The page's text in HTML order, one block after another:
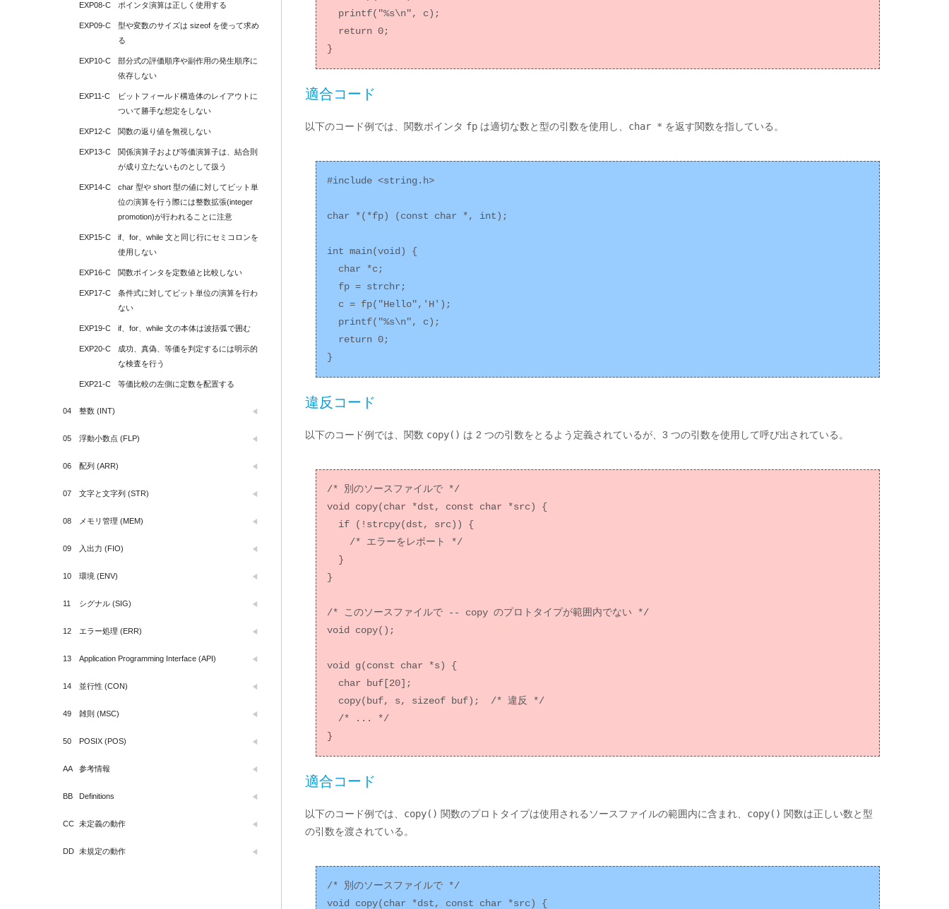
適合コード
以下のコード例では、関数ポインタ fp は適切な数と型の引数を使用し、 char * を返す関数を指している。
#include <string.h>
char *(*fp) (const char *, int);
int main(void) {
違反コード
以下のコード例では、関数 copy() は 2 つの引数をとるよう定義されているが、3 つの引数を使用して呼び出されている。
/* 別のソースファイルで */
void copy(char *dst, const char *src) {
}
/* このソースファイルで -- copy のプロトタイプが範囲内でない */
void copy();
void g(const char *s) {
適合コード
以下のコード例では、 copy() 関数のプロトタイプは使用されるソースファイルの範囲内に含まれ、 copy() 関数は正しい数と型
の引数を渡されている。
/* 別のソースファイルで */
void copy(char *dst, const char *src) {
EXP08-C ポインタ演算は正しく使用する
EXP09-C
型や変数のサイズは sizeof を使って求め
る
EXP10-C
部分式の評価順序や副作用の発生順序に
依存しない
EXP11-C
ビットフィールド構造体のレイアウトに
ついて勝手な想定をしない
EXP12-C 関数の返り値を無視しない
EXP13-C
関係演算子および等価演算子は、結合則
が成り立たないものとして扱う
EXP14-C
char 型や short 型の値に対してビット単
位の演算を行う際には整数拡張(integer
promotion)が行われることに注意
EXP15-C
if、for、while 文と同じ行にセミコロンを
使用しない
EXP16-C 関数ポインタを定数値と比較しない
EXP17-C
条件式に対してビット単位の演算を行わ
ない
EXP19-C if、for、while 文の本体は波括弧で囲む
EXP20-C
成功、真偽、等価を判定するには明示的
な検査を行う
EXP21-C 等価比較の左側に定数を配置する
04 整数 (INT)
05 浮動小数点 (FLP)
06 配列 (ARR)
07 文字と文字列 (STR)
08 メモリ管理 (MEM)
09 入出力 (FIO)
10 環境 (ENV)
11 シグナル (SIG)
12 エラー処理 (ERR)
13 Application Programming Interface (API)
14 並行性 (CON)
49 雑則 (MSC)
50 POSIX (POS)
AA 参考情報
BB Definitions
CC 未定義の動作
DD 未規定の動作